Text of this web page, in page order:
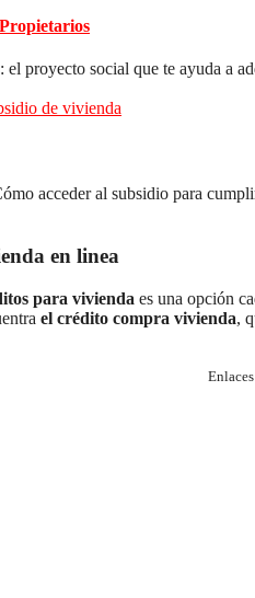
el proyecto social que te ayuda a
acceder al subsidio para
en linea
para vivienda es una opción
el crédito compra vivienda,